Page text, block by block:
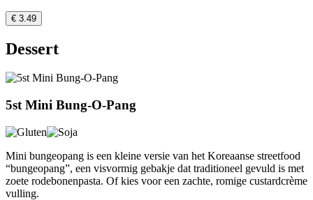
€ 3.49
Dessert
5st Mini Bung-O-Pang
Mini bungeopang is een kleine versie van het Koreaanse streetfood
“bungeopang”, een visvormig gebakje dat traditioneel gevuld is met
zoete rodebonenpasta. Of kies voor een zachte, romige custardcrème
vulling.